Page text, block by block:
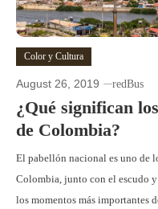
Color y Cultura
August 26, 2019 redBus
¿Qué significan
de Colombia?
El pabellón nacional es uno de
Colombia, junto con el escudo
los momentos más importantes